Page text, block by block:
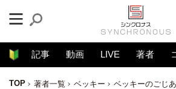
記事 動画 LIVE 著者
TOP 著者一覧 ベッキー ベッキーのごじ